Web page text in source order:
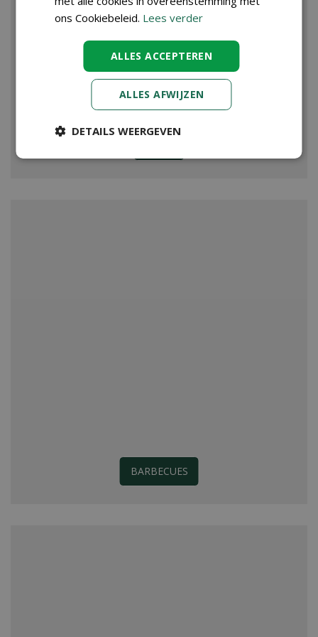
BARBECUES
ons Cookiebeleid. Lees verder
ALLES ACCEPTEREN
ALLES AFWIJZEN
DETAILS WEERGEVEN